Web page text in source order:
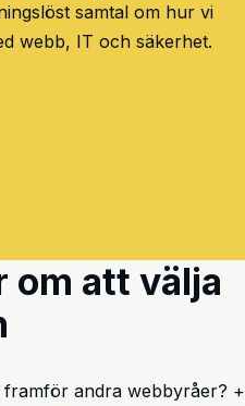
samtal om hur vi
webb, IT och säkerhet.
om att välja
andra webbyråer? +